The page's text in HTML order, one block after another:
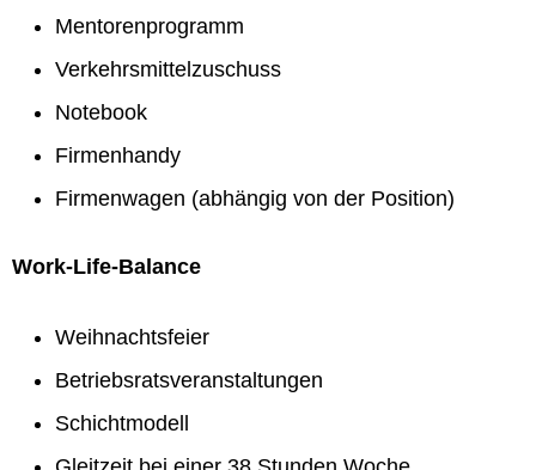
Mentorenprogramm
Verkehrsmittelzuschuss
Notebook
Firmenhandy
Firmenwagen (abhängig von der Position)
Work-Life-Balance
Weihnachtsfeier
Betriebsratsveranstaltungen
Schichtmodell